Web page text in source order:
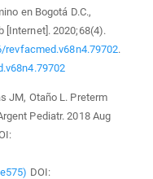
en Bogotá D.C.,
[Internet]. 2020;68(4).
revfacmed.v68n4.79702.
JM, Otaño L. Preterm
Pediatr. 2018 Aug
DOI: